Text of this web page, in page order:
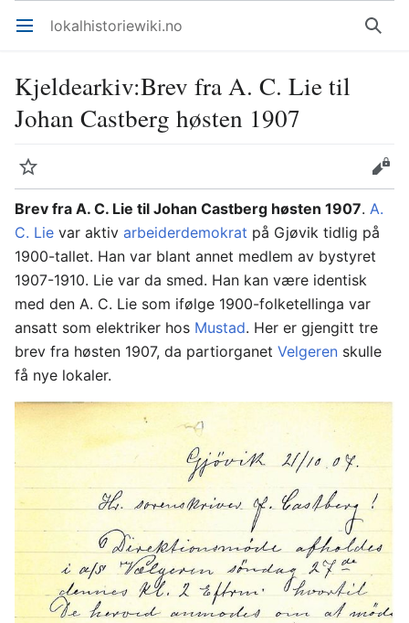
Åpne hovedmenyen lokalhistoriewiki.no Søk
Kjeldearkiv:Brev fra A. C. Lie til
Johan Castberg høsten 1907
Overvåk
Rediger
Brev fra A. C. Lie til Johan Castberg høsten 1907. A.
C. Lie var aktiv arbeiderdemokrat på Gjøvik tidlig på
1900-tallet. Han var blant annet medlem av bystyret
1907-1910. Lie var da smed. Han kan være identisk
med den A. C. Lie som ifølge 1900-folketellinga var
ansatt som elektriker hos Mustad. Her er gjengitt tre
brev fra høsten 1907, da partiorganet Velgeren skulle
få nye lokaler.